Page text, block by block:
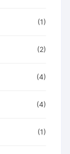
(1)
(2)
(4)
(4)
(1)